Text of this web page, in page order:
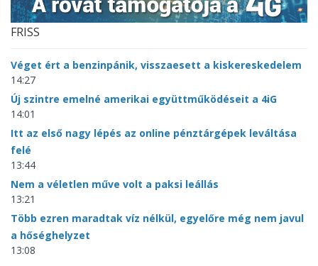
FRISS
Véget ért a benzinpánik, visszaesett a kiskereskedelem
14:27
Új szintre emelné amerikai együttműködéseit a 4iG
14:01
Itt az első nagy lépés az online pénztárgépek leváltása
felé
13:44
Nem a véletlen műve volt a paksi leállás
13:21
Több ezren maradtak víz nélkül, egyelőre még nem javul
a hőséghelyzet
13:08